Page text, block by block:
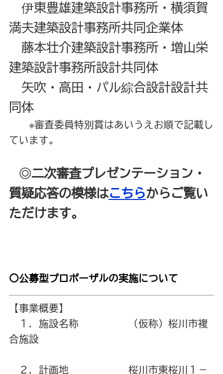
伊東豊雄建築設計事務所・横須賀
満夫建築設計事務所共同企業体
藤本壮介建築設計事務所・増山栄
建築設計事務所設計共同体
矢吹・高田・パル綜合設計設計共
同体
※審査委員特別賞はあいうえお順で記載し
ています。
◎二次審査プレゼンテーション・
質疑応答の模様はこちらからご覧い
ただけます。
〇公募型プロポーザルの実施について
【事業概要】
１．施設名称 （仮称）桜川市複
合施設
２．計画地 桜川市東桜川１－